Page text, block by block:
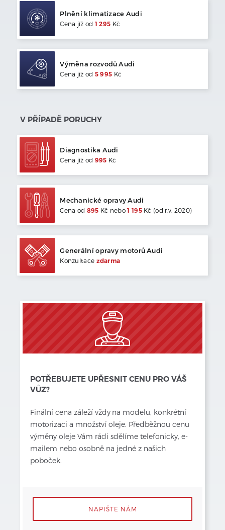
Plnění klimatizace Audi
Cena jíž od 1 295 Kč
Výměna rozvodů Audi
Cena jíž od 5 995 Kč
V PŘÍPADĚ PORUCHY
Diagnostika Audi
Cena jíž od 995 Kč
Mechanické opravy Audi
Cena od 895 Kč nebo 1 195Kč (od r.v. 2020)
Generální opravy motorůAudi
Konzultace zdarma
POTŘEBUJETE UPŘESNIT CENU PRO VÁŠ
VŮZ?
Finální cena záleží vždy na modelu, konkrétní
motorizaci a množství oleje. Předběžnou cenu
výměny oleje Vám rádi sdělíme telefonicky, e-
mailem nebo osobně na jedné z našich
poboček.
NAPIŠTE NÁM